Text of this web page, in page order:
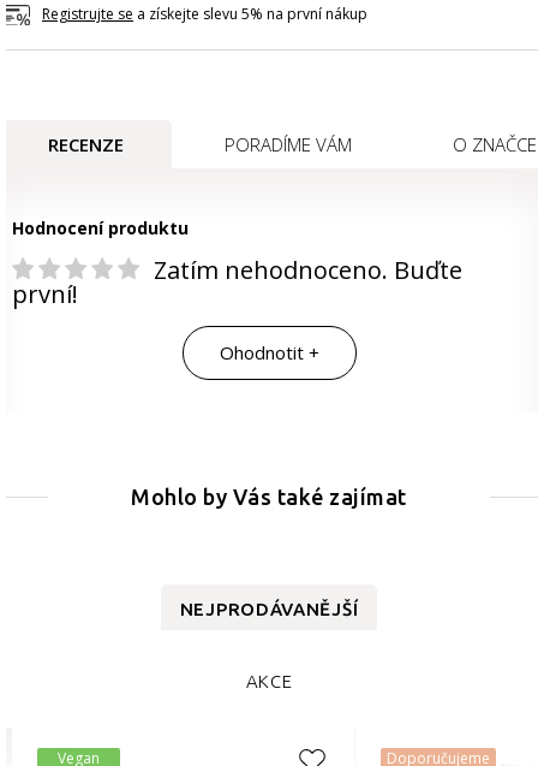
Registrujte se a získejte slevu 5% na první nákup
RECENZE PORADÍME VÁM O ZNAČCE
Hodnocení produktu
Zatím nehodnoceno. Buďte
první!
Ohodnotit +
Mohlo by Vás také zajímat
NEJPRODÁVANĚJŠÍ
AKCE
Vegan
Doporučujeme